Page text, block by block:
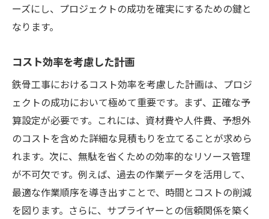
ーズにし、プロジェクトの成功を確実にするための鍵と
なります。
コスト効率を考慮した計画
鉄骨工事におけるコスト効率を考慮した計画は、プロジ
ェクトの成功において極めて重要です。まず、正確な予
算設定が必要です。これには、資材費や人件費、予想外
のコストを含めた詳細な見積もりを立てることが求めら
れます。次に、無駄を省くための効率的なリソース管理
が不可欠です。例えば、過去の作業データを活用して、
最適な作業順序を導き出すことで、時間とコストの削減
を図ります。さらに、サプライヤーとの信頼関係を築く